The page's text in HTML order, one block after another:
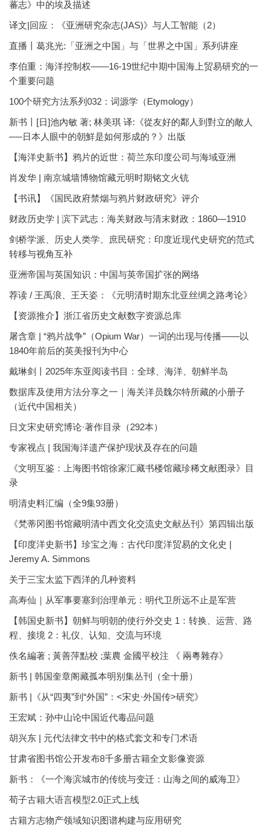
蕃志》中的埃及描述
译文|回应：《亚洲研究杂志(JAS)》与人工智能（2）
直播丨葛兆光:「亚洲之中国」与「世界之中国」系列讲座
李伯重：海洋控制权——16-19世纪中期中国海上贸易研究的一
个重要问题
100个研究方法系列032：词源学（Etymology）
新书丨[日]池內敏 著; 林美琪 译:《從友好的鄰人到對立的敵人
──日本人眼中的朝鮮是如何形成的？》出版
【海洋史新书】鸦片的近世：荷兰东印度公司与海域亚洲
肖发华 | 南京城墙博物馆藏元明时期铭文火铳
【书讯】《国民政府禁烟与鸦片财政研究》评介
财政历史学 | 滨下武志：海关财政与清末财政：1860—1910
剑桥学派、历史人类学、庶民研究：印度近现代史研究的范式
转移与视角互补
亚洲帝国与英国知识：中国与英帝国扩张的网络
荐读 / 王禹浪、王天姿：《元明清时期东北亚丝绸之路考论》
【资源推介】浙江省历史文献数字资源总库
屠含章 | “鸦片战争”（Opium War）一词的出现与传播——以
1840年前后的英美报刊为中心
戴琳剑丨2025年东亚阅读书目：全球、海洋、朝鲜半岛
数据库及使用方法分享之一｜海关洋员魏尔特所藏的小册子
（近代中国相关）
日文宋史研究博论·著作目录（292本）
专家视点 | 我国海洋遗产保护现状及存在的问题
《文明互鉴：上海图书馆徐家汇藏书楼馆藏珍稀文献图录》目
录
明清史料汇编（全9集93册）
《梵蒂冈图书馆藏明清中西文化交流史文献丛刊》第四辑出版
【印度洋史新书】珍宝之海：古代印度洋贸易的文化史 |
Jeremy A. Simmons
关于三宝太监下西洋的几种资料
高寿仙｜从军事要塞到治理单元：明代卫所远不止是军营
【韩国史新书】朝鲜与明朝的使行外交史 1：转换、运营、路
程、接境 2：礼仪、认知、交流与环境
佚名編著 ; 黃善萍點校 ;葉農 金國平校注 《 兩粵雜存》
新书 | 韩国奎章阁藏孤本明别集丛刊（全十册）
新书 |《从“四夷”到“外国”：<宋史·外国传>研究》
王宏斌：孙中山论中国近代毒品问题
胡兴东 | 元代法律文书中的格式套文和专门术语
甘肃省图书馆公开发布8千多册古籍全文影像资源
新书：《一个海滨城市的传统与变迁：山海之间的威海卫》
荀子古籍大语言模型2.0正式上线
古籍方志物产领域知识图谱构建与应用研究